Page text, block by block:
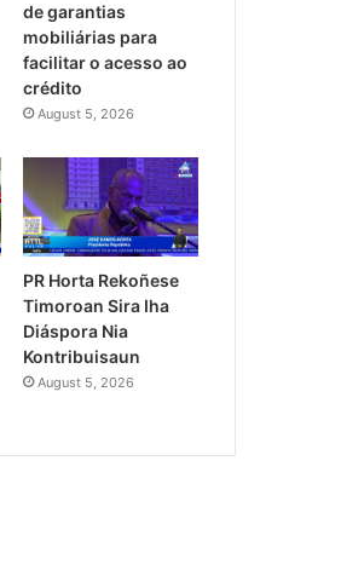
de garantias
mobiliárias para
facilitar o acesso ao
crédito
August 5, 2026
PR Horta Rekoñese
Timoroan Sira Iha
Diáspora Nia
Kontribuisaun
August 5, 2026